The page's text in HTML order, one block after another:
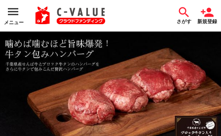
メニュー さがす 新規登録